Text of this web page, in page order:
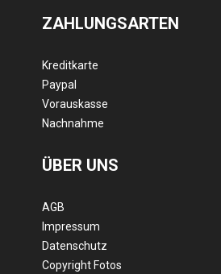
ZAHLUNGSARTEN
Kreditkarte
Paypal
Vorauskasse
Nachnahme
ÜBER UNS
AGB
Impressum
Datenschutz
Copyright Fotos